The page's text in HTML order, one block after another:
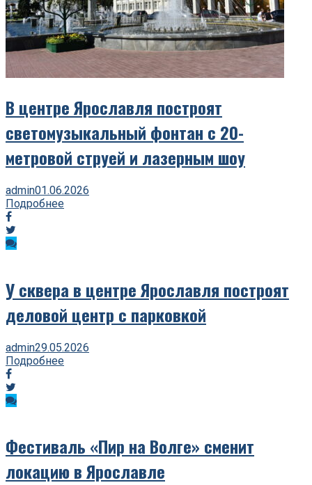
В центре Ярославля построят
светомузыкальный фонтан с 20-
метровой струей и лазерным шоу
admin01.06.2026
Подробнее
У сквера в центре Ярославля построят
деловой центр с парковкой
admin29.05.2026
Подробнее
Фестиваль «Пир на Волге» сменит
локацию в Ярославле